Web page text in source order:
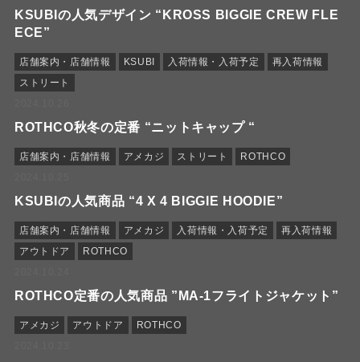
KSUBIの人気デザイン “KROSS BIGGIE CREW FLE
ECE”
店舗案内・店舗情報 KSUBI 入荷情報・入荷予定
再入荷情報
ストリート
ROTHCO秋冬の定番 “ニットキャップ “
店舗案内・店舗情報 アメカジ ストリート
ROTHCO
KSUBIの人気商品 “4 X 4 BIGGIE HOODIE”
店舗案内・店舗情報 アメカジ 入荷情報・入荷予定
再入荷情報
アウトドア
ROTHCO
ROTHCO定番の人気商品 ”MA-1フライトジャケット”
アメカジ アウトドア
ROTHCO